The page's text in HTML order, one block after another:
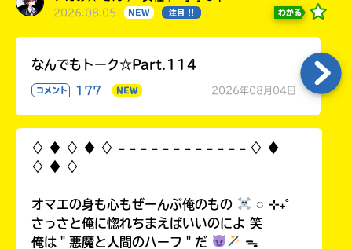
2026.08.05 NEW 注目 !! わかる
なんでもトーク☆Part.114
コメント 177 NEW 2026年08月04日
♢ ♦︎ ♢ ♦︎ ♢ 𓐄 𓐄 𓐄 𓐄 𓐄 𓐄 𓐄 𓐄 𓐄 𓐄 𓐄 𓐄 ♢ ♦︎
♢ ♦︎ ♢
オマエの身も心もぜーんぶ俺のもの
◌ ⊹₊˚
さっさと俺に惚れちまえばいいのによ 笑
俺は＂悪魔と人間のハーフ＂だ
ᯓ